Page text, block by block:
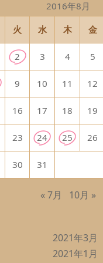
2016年8月
火 水 木 金
2 3 4 5
9 10 11 12
16 17 18 19
23 24 25 26
30 31
« 7月 10月 »
2021年3月
2021年1月